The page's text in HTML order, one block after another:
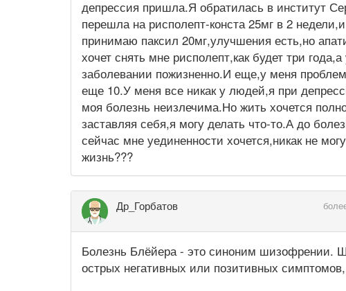
депрессия пришла.Я обратилась в институт
перешла на рисполепт-конста 25мг в 2
принимаю паксил 20мг,улучшения есть,но
хочет снять мне рисполепт,как будет три
заболевании пожизненно.И еще,у меня
еще 10.У меня все никак у людей,я при
моя болезнь неизлечима.Но жить хочется
заставляя себя,я могу делать что-то.А до
сейчас мне уединенности хочется,никак не
жизнь???
Др_Горбатов
Болезнь Блёйера - это синоним шизофрении.
острых негативных или позитивных